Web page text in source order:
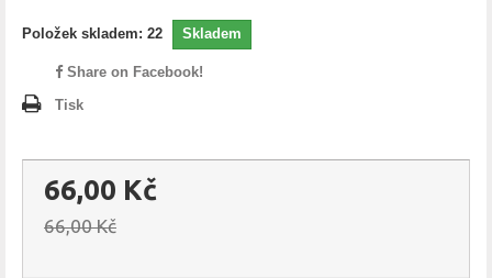
Položek skladem: 22 Skladem
Share on Facebook!
Tisk
66,00 Kč
66,00 Kč